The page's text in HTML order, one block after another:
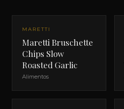
MARETTI
Maretti Bruschette
Chips Slow
Roasted Garlic
Alimentos